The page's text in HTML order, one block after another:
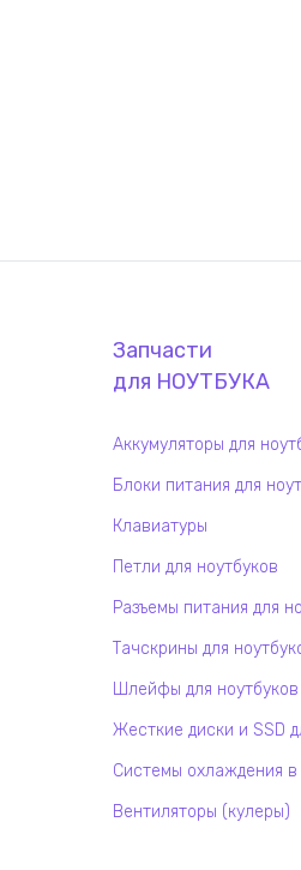
Запчасти
для НОУТБУКА
Аккумуляторы для
Блоки питания для
Клавиатуры
Петли для ноутбуков
Разъемы питания для
Тачскрины для
Шлейфы для ноутбуков
Жесткие диски и SSD
Системы охлаждения в
Вентиляторы (кулеры)